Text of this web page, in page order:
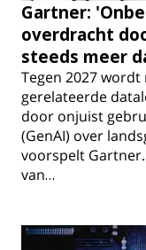
Gartner:
overdracht
steeds meer
Tegen 2027 wordt
gerelateerde
door onjuist
(GenAI) over
voorspelt
van…